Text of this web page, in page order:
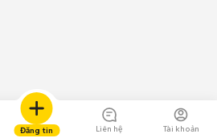
Đăng tin Liên hệ Tài khoản